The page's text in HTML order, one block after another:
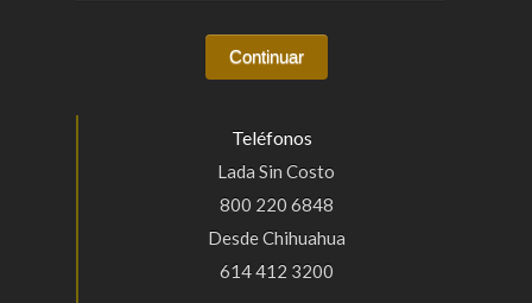
Teléfonos
Lada Sin Costo
800 220 6848
Desde Chihuahua
614 412 3200